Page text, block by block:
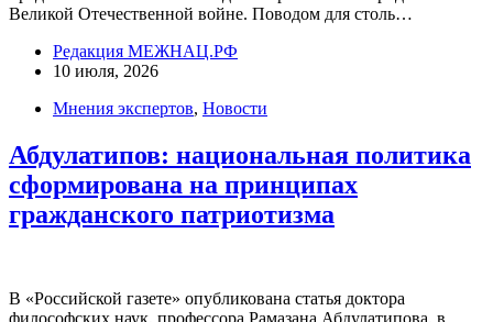
Великой Отечественной войне. Поводом для столь…
Редакция МЕЖНАЦ.РФ
10 июля, 2026
Мнения экспертов, Новости
Абдулатипов: национальная политика
сформирована на принципах
гражданского патриотизма
В «Российской газете» опубликована статья доктора
философских наук, профессора Рамазана Абдулатипова, в